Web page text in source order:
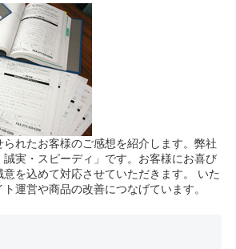
れたお客様のご感想を紹介します。弊社
実・スピーディ」です。お客様にお喜び
を込めて対応させていただきます。 いた
運営や商品の改善につなげています。